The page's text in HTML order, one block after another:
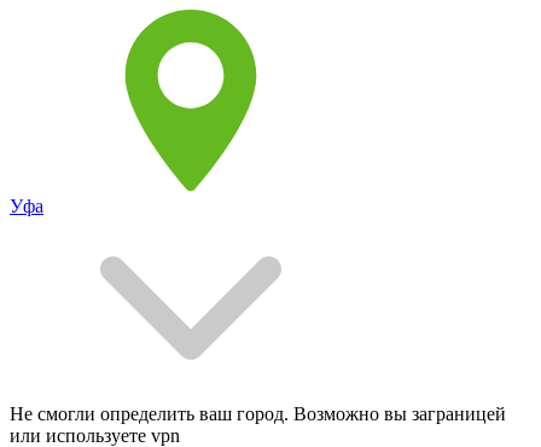
Уфа
Не смогли определить ваш город. Возможно вы заграницей
или используете vpn